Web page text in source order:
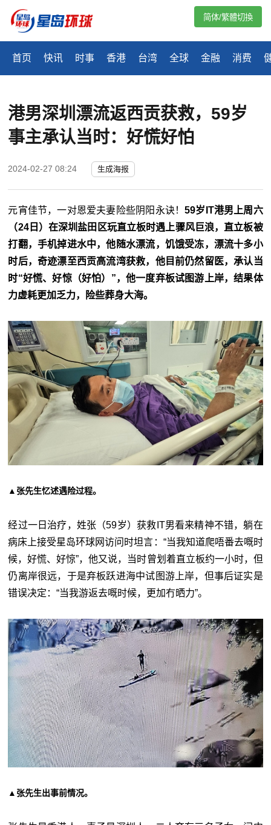
首页 快讯 时事 香港 台湾 全球 金融 消费
简体/繁體切換
港男深圳漂流返西贡获救，59岁
事主承认当时：好慌好怕
2024-02-27 08:24 生成海报
元宵佳节，一对恩爱夫妻险些阴阳永诀！59岁IT港男上周六
（24日）在深圳盐田区玩直立板时遇上骤风巨浪，直立板被
打翻，手机掉进水中，他随水漂流，饥饿受冻，漂流十多小
时后，奇迹漂至西贡高流湾获救，他目前仍然留医，承认当
时“好慌、好惊（好怕）”，他一度弃板试图游上岸，结果体
力虚耗更加乏力，险些葬身大海。
▲张先生忆述遇险过程。
经过一日治疗，姓张（59岁）获救IT男看来精神不错，躺在
病床上接受星岛环球网访问时坦言：“当我知道爬唔番去嘅时
候，好慌、好惊”，他又说，当时曾划着直立板约一小时，但
仍离岸很远，于是弃板跃进海中试图游上岸，但事后证实是
错误决定：“当我游返去嘅时候，更加冇晒力”。
▲张先生出事前情况。